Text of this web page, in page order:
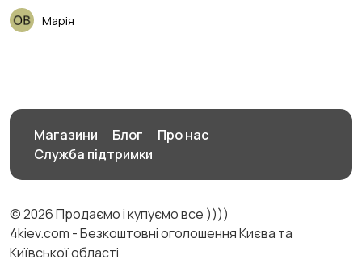
Марія
Магазини Блог
Про нас
Служба підтримки
© 2026 Продаємо і купуємо все ))))
4kiev.com - Безкоштовні оголошення Києва та
Київської області